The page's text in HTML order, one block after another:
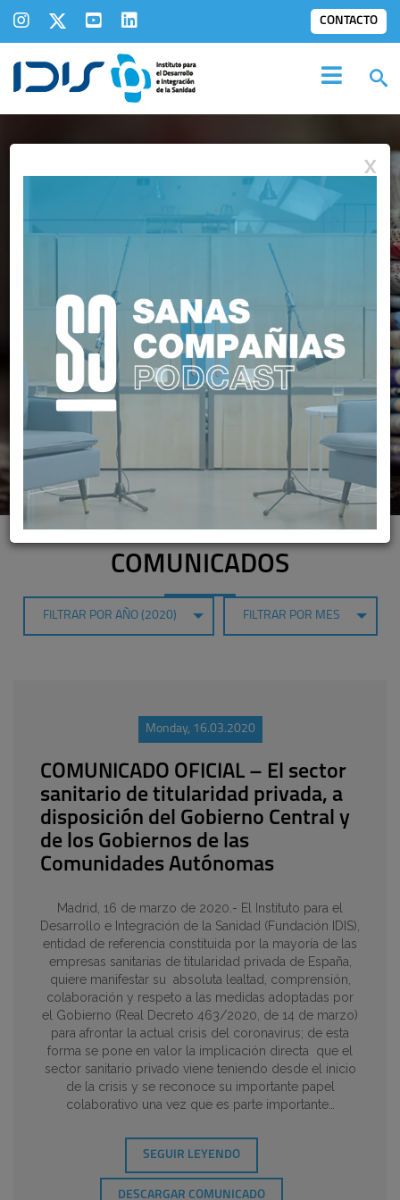
CONTACTO
SALA DEPRENSA
COMUNICADOS
FILTRAR POR AÑO (2020) FILTRAR POR MES
Monday, 16.03.2020
COMUNICADO OFICIAL – El sector
sanitario de titularidad privada, a
disposición del Gobierno Central y
de los Gobiernos de las
Comunidades Autónomas
Madrid, 16 de marzo de 2020.- El Instituto para el
Desarrollo e Integración de la Sanidad (Fundación IDIS),
entidad de referencia constituida por la mayoría de las
empresas sanitarias de titularidad privada de España,
quiere manifestar su absoluta lealtad, comprensión,
colaboración y respeto a las medidas adoptadas por
el Gobierno (Real Decreto 463/2020, de 14 de marzo)
para afrontar la actual crisis del coronavirus; de esta
forma se pone en valor la implicación directa que el
sector sanitario privado viene teniendo desde el inicio
de la crisis y se reconoce su importante papel
colaborativo una vez que es parte importante…
SEGUIR LEYENDO
DESCARGAR COMUNICADO
X